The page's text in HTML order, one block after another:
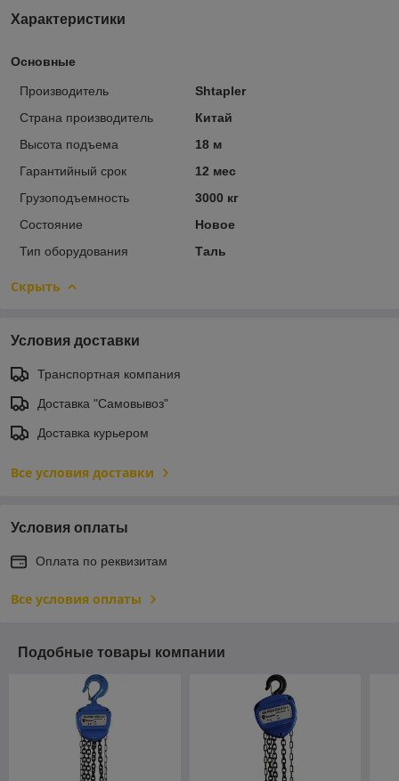
Характеристики
Основные
Производитель
Shtapler
Страна производитель
Китай
Высота подъема
18 м
Гарантийный срок
12 мес
Грузоподъемность
3000 кг
Состояние
Новое
Тип оборудования
Таль
Скрыть
Условия доставки
Транспортная компания
Доставка "Самовывоз"
Доставка курьером
Все условия доставки
Условия оплаты
Оплата по реквизитам
Все условия оплаты
Подобные товары компании